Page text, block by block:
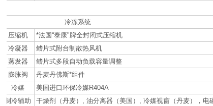
冷冻系统
压缩机
*法国“泰康"牌全封闭式压缩机
冷凝器
鳍片式附台制散热风机
蒸发器
鳍片式多段自动负载容量调整
膨胀阀
丹麦丹佛斯*组件
冷媒
美国进口环保冷媒R404A
制冷辅助
干燥剂（丹麦）, 油分离器（美国）, 冷媒视窗（丹麦），